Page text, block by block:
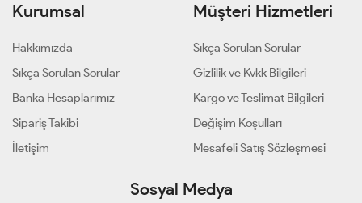
Kurumsal
Hakkımızda
Sıkça Sorulan Sorular
Banka Hesaplarımız
Sipariş Takibi
İletişim
Müşteri Hizmetleri
Sıkça Sorulan Sorular
Gizlilik ve Kvkk Bilgileri
Kargo ve Teslimat Bilgileri
Değişim Koşulları
Mesafeli Satış Sözleşmesi
Sosyal Medya